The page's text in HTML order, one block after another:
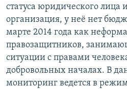
статуса юридического лица
организация, у неё нет
марте 2014 года как
правозащитников,
ситуации с правами
добровольных началах. В
мониторинг ведется в